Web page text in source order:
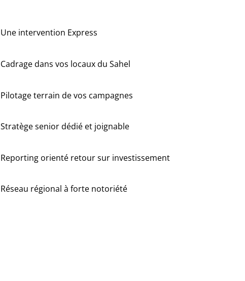
Une intervention Express
Cadrage dans vos locaux du Sahel
Pilotage terrain de vos campagnes
Stratège senior dédié et joignable
Reporting orienté retour sur investissement
Réseau régional à forte notoriété